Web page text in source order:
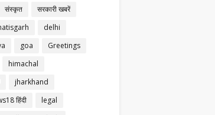
संस्कृत
सरकारी खबरें
delhi
goa
Greetings
himachal
jharkhand
हिंदी
legal